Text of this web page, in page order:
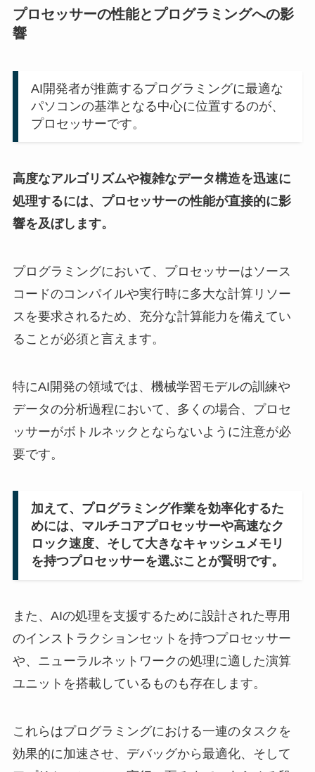
プロセッサーの性能とプログラミングへの影
響
AI開発者が推薦するプログラミングに最適な
パソコンの基準となる中心に位置するのが、
プロセッサーです。
高度なアルゴリズムや複雑なデータ構造を迅速に
処理するには、プロセッサーの性能が直接的に影
響を及ぼします。
プログラミングにおいて、プロセッサーはソース
コードのコンパイルや実行時に多大な計算リソー
スを要求されるため、充分な計算能力を備えてい
ることが必須と言えます。
特にAI開発の領域では、機械学習モデルの訓練や
データの分析過程において、多くの場合、プロセ
ッサーがボトルネックとならないように注意が必
要です。
加えて、プログラミング作業を効率化するた
めには、マルチコアプロセッサーや高速なク
ロック速度、そして大きなキャッシュメモリ
を持つプロセッサーを選ぶことが賢明です。
また、AIの処理を支援するために設計された専用
のインストラクションセットを持つプロセッサー
や、ニューラルネットワークの処理に適した演算
ユニットを搭載しているものも存在します。
これらはプログラミングにおける一連のタスクを
効果的に加速させ、デバッグから最適化、そして